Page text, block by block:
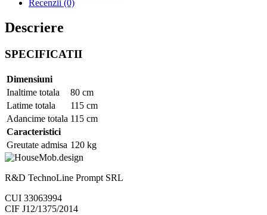
Recenzii (0)
Descriere
SPECIFICATII
Dimensiuni
Inaltime totala
80 cm
Latime totala
115 cm
Adancime totala 115 cm
Caracteristici
Greutate admisa 120 kg
R&D TechnoLine Prompt SRL
CUI 33063994
CIF J12/1375/2014